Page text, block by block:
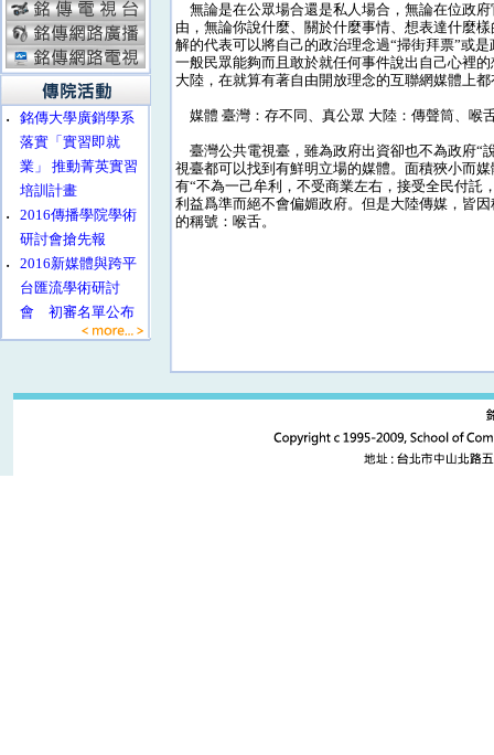
‧
銘傳大學廣銷學系
落實「實習即就
業」 推動菁英實習
培訓計畫
‧
2016傳播學院學術
研討會搶先報
‧
2016新媒體與跨平
台匯流學術研討
會 初審名單公布
無論是在公眾場合還是私人場合，無論在位政
由，無論你說什麼、關於什麼事情、想表達什麼
解的代表可以將自己的政治理念過“掃街拜票”或
一般民眾能夠而且敢於就任何事件說出自己心裡
大陸，在就算有著自由開放理念的互聯網媒體上
媒體 臺灣：存不同、真公眾 大陸：傳聲筒、喉
臺灣公共電視臺，雖為政府出資卻也不為政府“
視臺都可以找到有鮮明立場的媒體。面積狹小而
有“不為一己牟利，不受商業左右，接受全民付託
利益爲準而絕不會偏媚政府。但是大陸傳媒，皆
的稱號：喉舌。